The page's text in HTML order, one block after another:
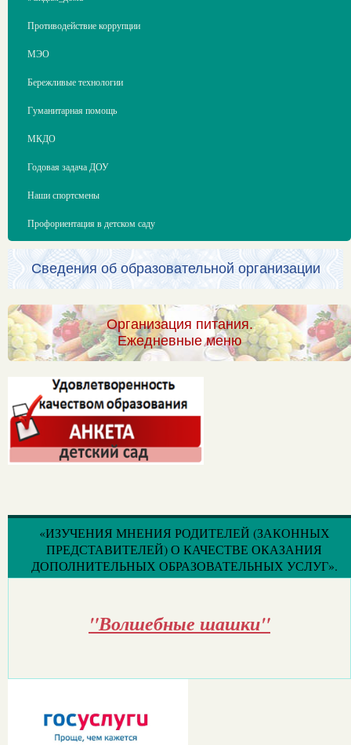
Противодействие коррупции
МЭО
Бережливые технологии
Гуманитарная помощь
МКДО
Годовая задача ДОУ
Наши спортсмены
Профориентация в детском саду
Сведения об образовательной организации
Организация питания.
Ежедневные меню
«ИЗУЧЕНИЯ МНЕНИЯ РОДИТЕЛЕЙ (ЗАКОННЫХ
ПРЕДСТАВИТЕЛЕЙ) О КАЧЕСТВЕ ОКАЗАНИЯ
ДОПОЛНИТЕЛЬНЫХ ОБРАЗОВАТЕЛЬНЫХ УСЛУГ».
"Волшебные шашки"